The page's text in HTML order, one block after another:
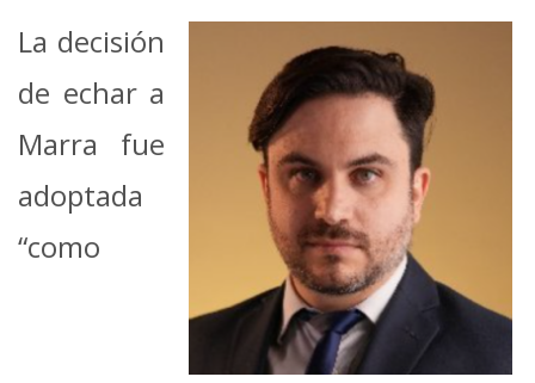
La decisión
de echar a
Marra fue
adoptada
“como